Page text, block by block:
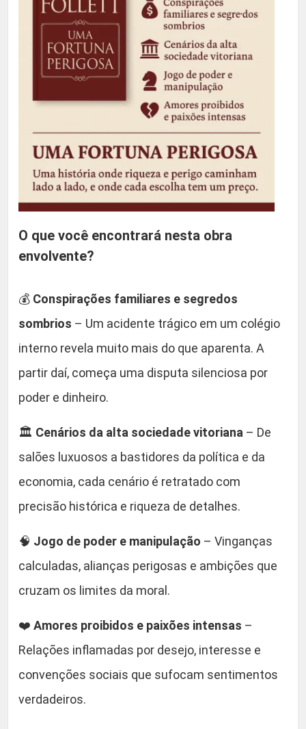
d
d
e
O que você encontrará nesta obra
envolvente?
💰 Conspirações familiares e segredos
sombrios – Um acidente trágico em um colégio
interno revela muito mais do que aparenta. A
partir daí, começa uma disputa silenciosa por
poder e dinheiro.
🏛️ Cenários da alta sociedade vitoriana – De
salões luxuosos a bastidores da política e da
economia, cada cenário é retratado com
precisão histórica e riqueza de detalhes.
🧠 Jogo de poder e manipulação – Vinganças
calculadas, alianças perigosas e ambições que
cruzam os limites da moral.
❤️ Amores proibidos e paixões intensas –
Relações inflamadas por desejo, interesse e
convenções sociais que sufocam sentimentos
verdadeiros.